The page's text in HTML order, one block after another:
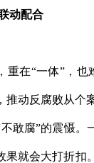
动配合
重在“一体”，
推动反腐败从个
敢腐”的震慑。
果就会大打折扣